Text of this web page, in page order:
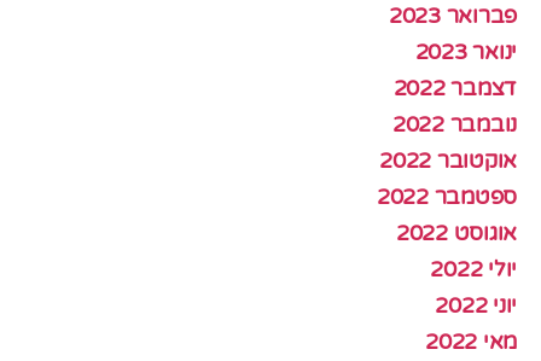
פברואר 2023
ינואר 2023
דצמבר 2022
נובמבר 2022
אוקטובר 2022
ספטמבר 2022
אוגוסט 2022
יולי 2022
יוני 2022
מאי 2022